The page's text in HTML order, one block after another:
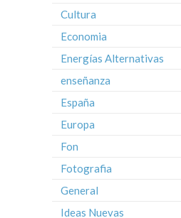
Cultura
Economia
Energías Alternativas
enseñanza
España
Europa
Fon
Fotografia
General
Ideas Nuevas